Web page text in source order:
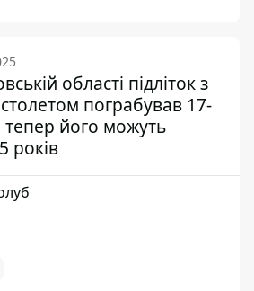
області підліток з
пограбував 17-
тепер його можуть
років